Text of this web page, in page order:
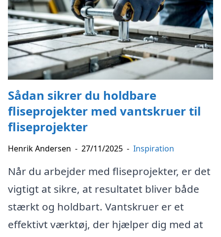
Sådan sikrer du holdbare
fliseprojekter med vantskruer til
fliseprojekter
Henrik Andersen - 27/11/2025 - Inspiration
Når du arbejder med fliseprojekter, er det
vigtigt at sikre, at resultatet bliver både
stærkt og holdbart. Vantskruer er et
effektivt værktøj, der hjælper dig med at